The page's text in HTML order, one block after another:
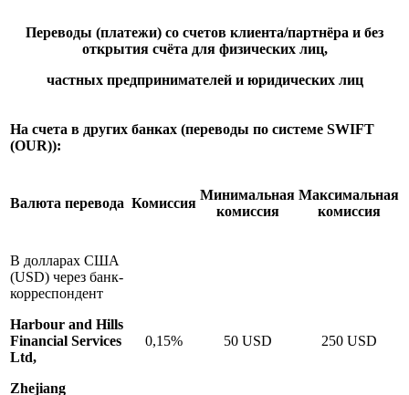
Переводы (платежи) со счетов клиента/партнёра и без
открытия счёта для физических лиц,
частных предпринимателей и юридических лиц
На счета в других банках (переводы по системе SWIFT
(OUR)):
Валюта перевода Комиссия
Минимальная
комиссия
Максимальная
комиссия
В долларах США
(USD) через банк-
корреспондент
Harbour and Hills
Financial Services
Ltd,
Zhejiang
0,15% 50 USD 250 USD